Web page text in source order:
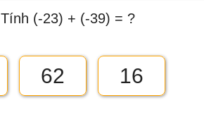
Tính (-23) + (-39) = ?
62 16